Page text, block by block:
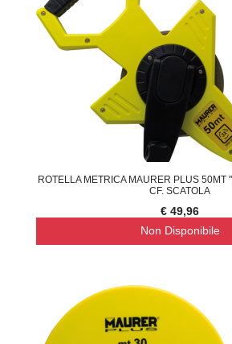
ROTELLA METRICA MAURER PLUS 50MT
CF. SCATOLA
€ 49,96
Non Disponibile